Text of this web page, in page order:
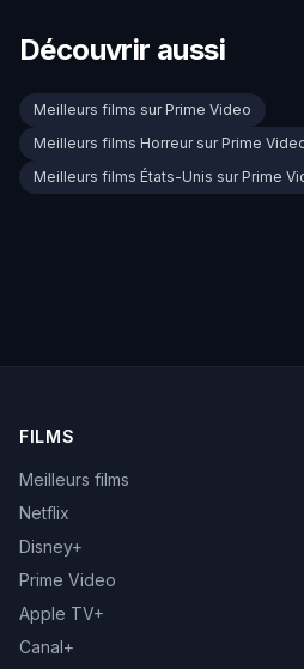
Découvrir aussi
Meilleurs films sur Prime Video
Meilleurs films Horreur sur Prime
Meilleurs films États-Unis sur Prime
FILMS
Meilleurs films
Netflix
Disney+
Prime Video
Apple TV+
Canal+